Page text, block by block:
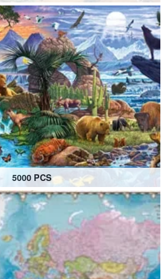
de plancher géants
en 74 et 58 pièces
5000 PCS
collection de puzzles